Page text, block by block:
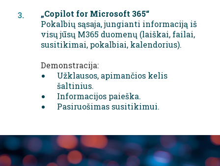
„Copilot for Microsoft 365“
Pokalbių sąsaja, jungianti informaciją iš
visų jūsų M365 duomenų (laiškai, failai,
susitikimai, pokalbiai, kalendorius).
Demonstracija:
Užklausos, apimančios kelis
šaltinius.
Informacijos paieška.
Pasiruošimas susitikimui.